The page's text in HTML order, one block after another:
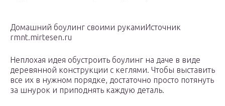
Домашний боулинг своими рукамиИсточник
rmnt.mirtesen.ru
Неплохая идея обустроить боулинг на даче в виде
деревянной конструкции с кеглями. Чтобы выставить
все их в нужном порядке, достаточно просто потянуть
за шнурок и приподнять каждую деталь.